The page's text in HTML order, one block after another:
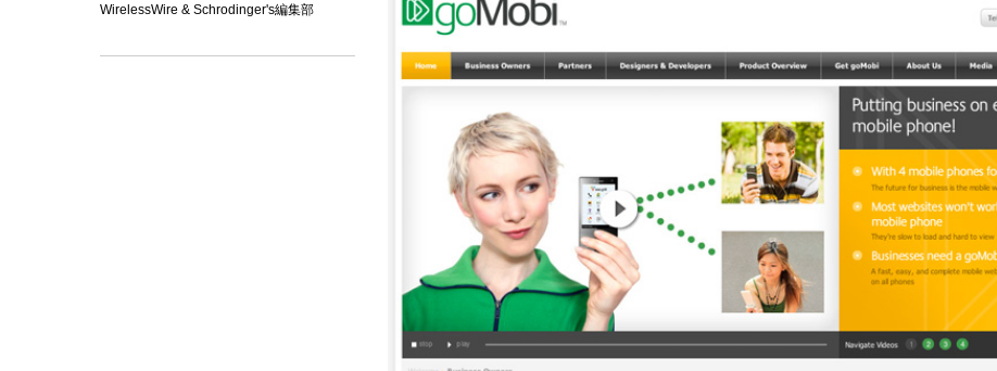
WirelessWire & Schrodinger's編集部